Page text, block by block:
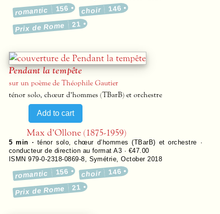
romantic 156 choir 146
Prix de Rome 21
Pendant la tempête
sur un poème de Théophile Gautier
ténor solo, chœur d’hommes (TBarB) et orchestre
Max d’Ollone (1875-1959)
5 min · ténor solo, chœur d’hommes (TBarB) et orchestre ·
conducteur de direction au format A3 · €47.00
ISMN 979-0-2318-0869-8
Symétrie ,October 2018
romantic 156 choir 146
Prix de Rome 21